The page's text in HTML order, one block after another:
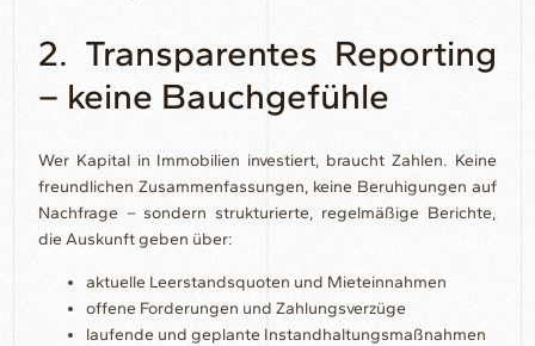
2. Transparentes Reporting
– keine Bauchgefühle
Wer Kapital in Immobilien investiert, braucht Zahlen. Keine
freundlichen Zusammenfassungen, keine Beruhigungen auf
Nachfrage – sondern strukturierte, regelmäßige Berichte,
die Auskunft geben über:
aktuelle Leerstandsquoten und Mieteinnahmen
offene Forderungen und Zahlungsverzüge
laufende und geplante Instandhaltungsmaßnahmen